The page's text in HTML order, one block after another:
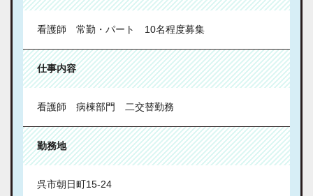
看護師 常勤・パート 10名程度募集
仕事内容
看護師 病棟部門 二交替勤務
勤務地
呉市朝日町15-24